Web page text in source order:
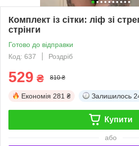
Комплект із сітки: ліф зі
стрінги
Готово до відправки
Код: 637
Роздріб
529 ₴ 810 ₴
Економія 281 ₴ Залишилось
Купити
або